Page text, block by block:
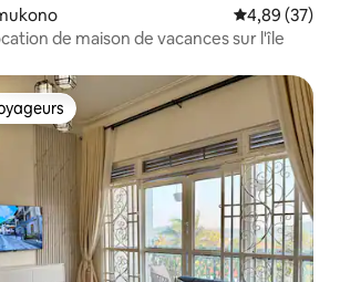
Évaluation
4,89 (37)
de maison de vacances sur l'île